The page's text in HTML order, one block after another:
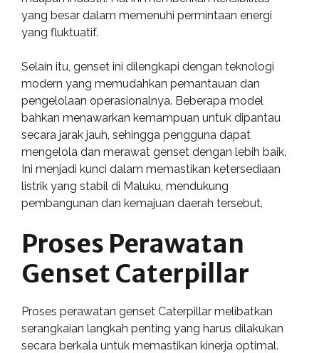
yang besar dalam memenuhi permintaan energi
yang fluktuatif.
Selain itu, genset ini dilengkapi dengan teknologi
modern yang memudahkan pemantauan dan
pengelolaan operasionalnya. Beberapa model
bahkan menawarkan kemampuan untuk dipantau
secara jarak jauh, sehingga pengguna dapat
mengelola dan merawat genset dengan lebih baik.
Ini menjadi kunci dalam memastikan ketersediaan
listrik yang stabil di Maluku, mendukung
pembangunan dan kemajuan daerah tersebut.
Proses Perawatan
Genset Caterpillar
Proses perawatan genset Caterpillar melibatkan
serangkaian langkah penting yang harus dilakukan
secara berkala untuk memastikan kinerja optimal.